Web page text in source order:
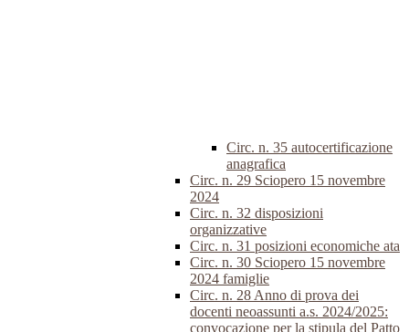
Circ. n. 35 autocertificazione
anagrafica
Circ. n. 29 Sciopero 15 novembre
2024
Circ. n. 32 disposizioni
organizzative
Circ. n. 31 posizioni economiche ata
Circ. n. 30 Sciopero 15 novembre
2024 famiglie
Circ. n. 28 Anno di prova dei
docenti neoassunti a.s. 2024/2025:
convocazione per la stipula del Patto